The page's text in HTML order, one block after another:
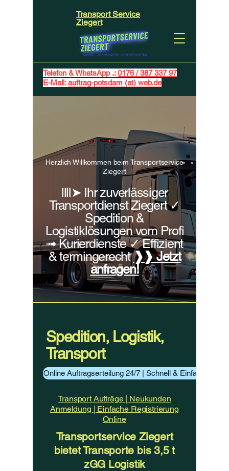
Telefon & WhatsApp .:0176 / 387 337 97
E-Mail:auftrag-potsdam (at) web.de
Transport Service
Ziegert
Herzlich Willkommen beim Transportservice
Ziegert
llll➤ Ihr zuverlässiger
Transportdienst Ziegert ✓
Spedition &
Logistiklösungen vom Profi
➟ Kurierdienste ✓ Effizient
& termingerecht❱❱ Jetzt
anfragen!
Spedition, Logistik,
Transport
Online Auftragserteilung 24/7 | Schnell & Einfach
Transport Aufträge | Neukunden
Anmeldung | Einfache Registrierung
Online
Transportservice Ziegert
bietet Transporte bis 3,5 t
zGG Logistik